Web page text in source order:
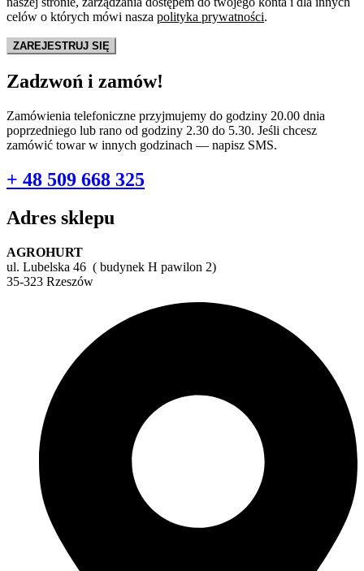
celów o których mówi nasza polityka prywatności.
ZAREJESTRUJ SIĘ
Zadzwoń i zamów!
Zamówienia telefoniczne przyjmujemy do godziny 20.00 dnia
poprzedniego lub rano od godziny 2.30 do 5.30. Jeśli chcesz
zamówić towar w innych godzinach — napisz SMS.
+ 48 509 668 325
Adres sklepu
AGROHURT
ul. Lubelska 46 ( budynek H pawilon 2)
35-323 Rzeszów